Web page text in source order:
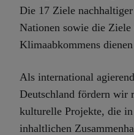
Die 17 Ziele
Nationen sowie die Ziele
Klimaabkommens
Als international
Deutschland fördern wir
kulturelle Projekte, die
inhaltlichen